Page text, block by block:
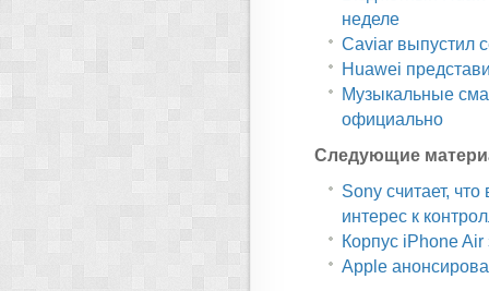
неделе
Caviar выпустил
Huawei
Музыкальные
официально
Следующие
Sony считает,
интерес к
Корпус iPhone
Apple